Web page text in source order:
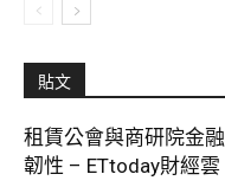
貼文
租賃公會與商研院金
韌性 – ETtoday財經雲